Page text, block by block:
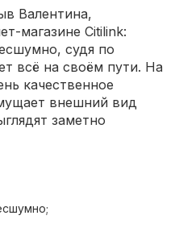
Валентина,
магазине Citilink:
судя по
всё на своём пути. На
качественное
внешний вид
заметно